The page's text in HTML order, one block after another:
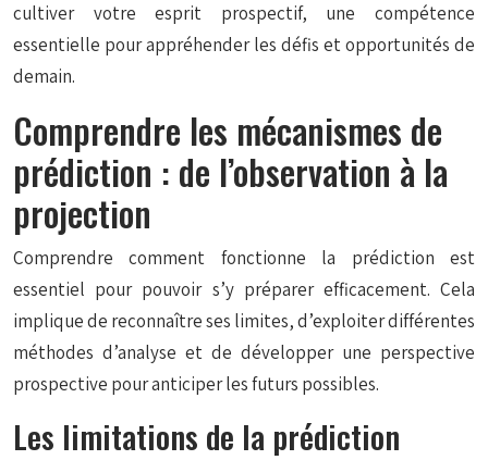
cultiver votre esprit prospectif, une compétence
essentielle pour appréhender les défis et opportunités de
demain.
Comprendre les mécanismes de
prédiction : de l’observation à la
projection
Comprendre comment fonctionne la prédiction est
essentiel pour pouvoir s’y préparer efficacement. Cela
implique de reconnaître ses limites, d’exploiter différentes
méthodes d’analyse et de développer une perspective
prospective pour anticiper les futurs possibles.
Les limitations de la prédiction